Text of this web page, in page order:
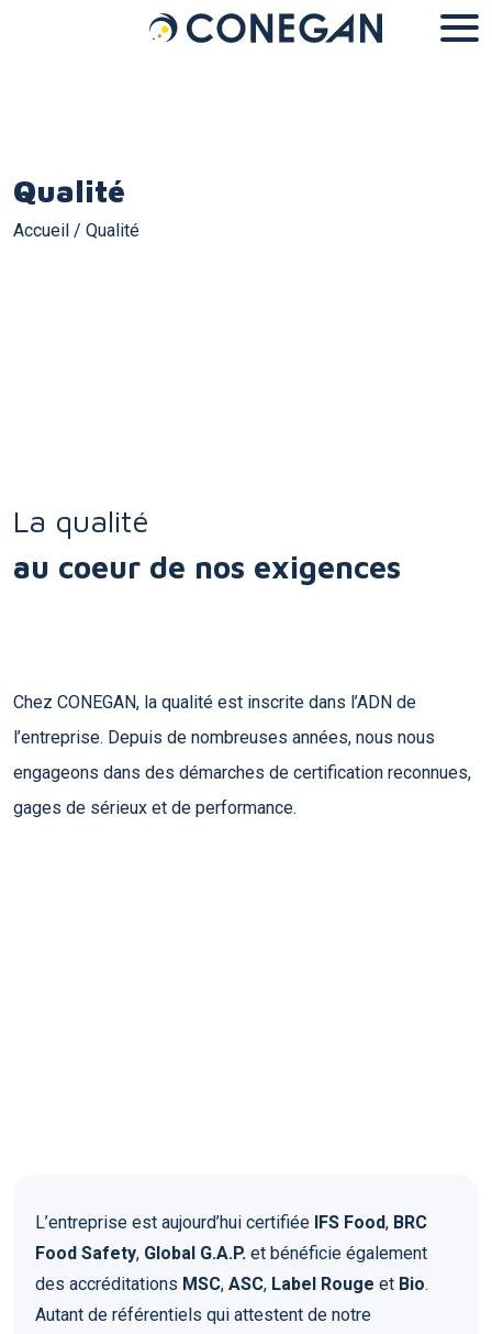
Panneau de gestion des cookies
Qualité
Accueil / Qualité
La qualité
au coeur de nos exigences
Chez CONEGAN, la qualité est inscrite dans l’ADN de
l’entreprise. Depuis de nombreuses années, nous nous
engageons dans des démarches de certification reconnues,
gages de sérieux et de performance.
L’entreprise est aujourd’hui certifiée IFS Food, BRC
Food Safety, Global G.A.P. et bénéficie également
des accréditations MSC, ASC, Label Rouge et Bio.
Autant de référentiels qui attestent de notre